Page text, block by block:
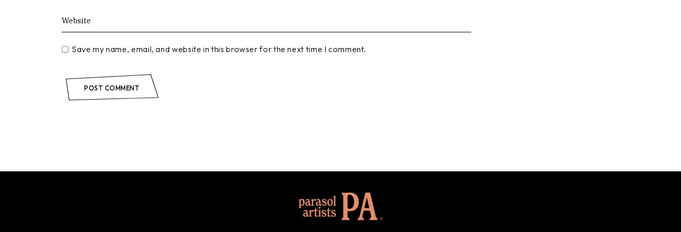
Save my name, email, and website in this browser for the next time I comment.
POST COMMENT